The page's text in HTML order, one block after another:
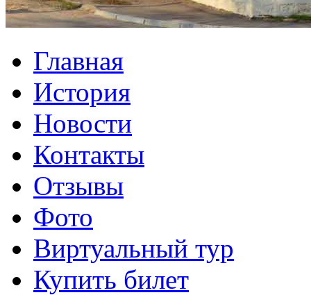
Главная
История
Новости
Контакты
Отзывы
Фото
Виртуальный тур
Купить билет